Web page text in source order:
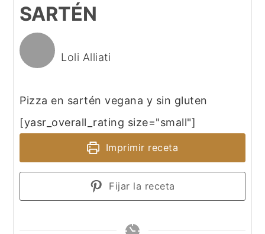
SARTÉN
Loli Alliati
Pizza en sartén vegana y sin gluten
[yasr_overall_rating size="small"]
Imprimir receta
Fijar la receta